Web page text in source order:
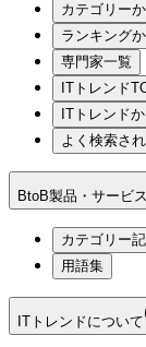
カテゴリー
ランキング
専門家一覧
ITトレンド
ITトレンド
よく検索さ
BtoB製品・サービ
カテゴリー
用語集
ITトレンドについて